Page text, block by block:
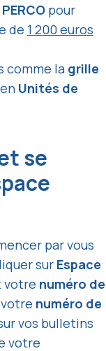
PERCO pour
de 1 200 euros
comme la grille
Unités de
se
par vous
sur Espace
votre numéro de
numéro de
vos bulletins
votre